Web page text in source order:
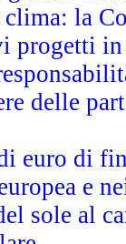
clima: la
progetti
delle
euro di
e
sole al